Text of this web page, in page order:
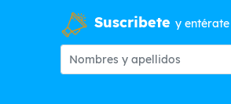
Suscribete y